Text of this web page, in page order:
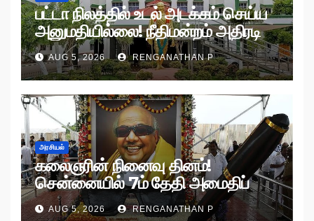
பட்டா நிலத்தில் உடல் அடக்கம் செய்ய
அனுமதியில்லை! நீதிமன்றம் அதிரடி
உத்தரவு!
AUG 5, 2026 RENGANATHAN P
அரசியல்
கலைஞரின் நினைவு தினம்!
சென்னையில் 7ம் தேதி அமைதிப்
பேரணி!
AUG 5, 2026 RENGANATHAN P